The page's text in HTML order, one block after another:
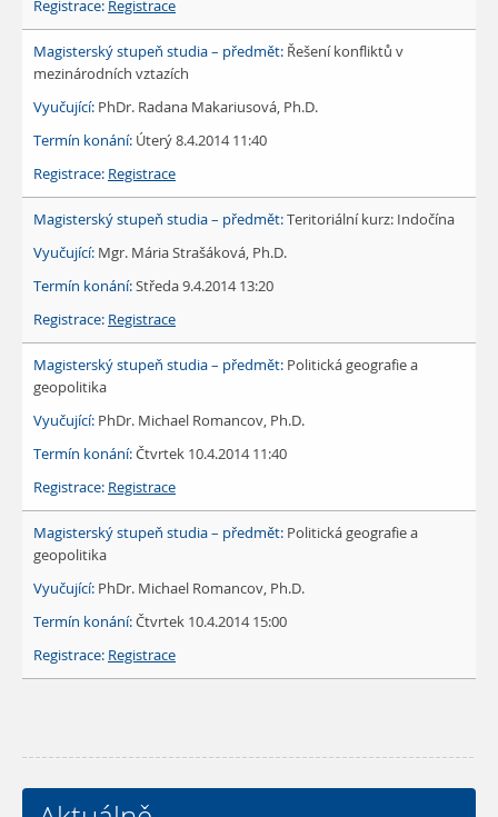
Registrace
Řešení konfliktů v
mezinárodních vztazích
PhDr. Radana Makariusová, Ph.D.
Úterý 8.4.2014 11:40
Registrace
Teritoriální kurz: Indočína
Mgr. Mária Strašáková, Ph.D.
Středa 9.4.2014 13:20
Registrace
Politická geografie a
geopolitika
PhDr. Michael Romancov, Ph.D.
Čtvrtek 10.4.2014 11:40
Registrace
Politická geografie a
geopolitika
PhDr. Michael Romancov, Ph.D.
Čtvrtek 10.4.2014 15:00
Registrace